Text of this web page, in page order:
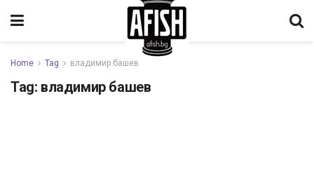
Home Tag владимир башев
Tag: владимир башев